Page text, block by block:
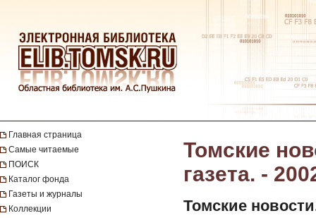
Главная страница
Самые читаемые
ПОИСК
Каталог фонда
Газеты и журналы
Коллекции
Томские
газета. -
Томские